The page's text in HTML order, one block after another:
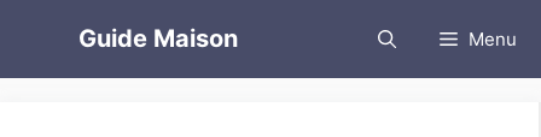
contenu
Guide Maison Menu